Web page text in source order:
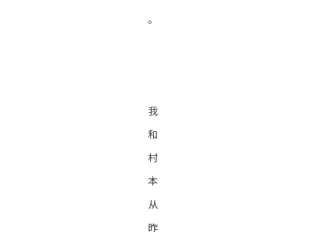
。
我
和
村
本
从
昨